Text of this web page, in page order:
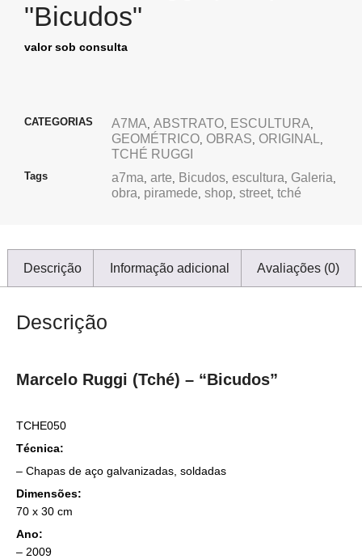
"Bicudos"
valor sob consulta
CATEGORIAS A7MA, ABSTRATO, ESCULTURA,
GEOMÉTRICO, OBRAS, ORIGINAL,
TCHÉ RUGGI
Tags a7ma, arte, Bicudos, escultura, Galeria,
obra, piramede, shop, street, tché
Descrição Informação adicional Avaliações (0)
Descrição
Marcelo Ruggi (Tché) – “Bicudos”
TCHE050
Técnica:
– Chapas de aço galvanizadas, soldadas
Dimensões:
70 x 30 cm
Ano:
– 2009